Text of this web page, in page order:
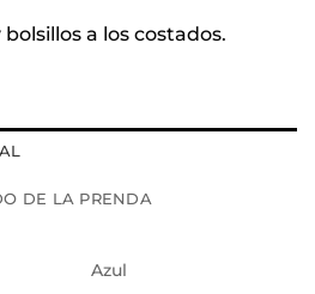
a los costados.
DE LA PRENDA
Azul